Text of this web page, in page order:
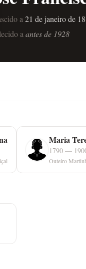
a 21 de janeiro de
a antes de 1928
Maria
1790 —